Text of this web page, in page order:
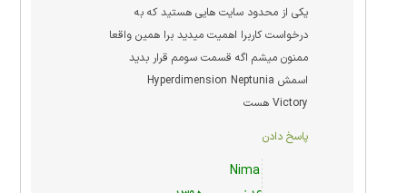
یکی از محدود سایت هایی هستید که به
درخواست کاربرا اهمیت میدید برا همین واقعا
ممنون میشم اگه قسمت سومم قرار بدید
اسمش Hyperdimension Neptunia
Victory هست
پاسخ دادن
Nima